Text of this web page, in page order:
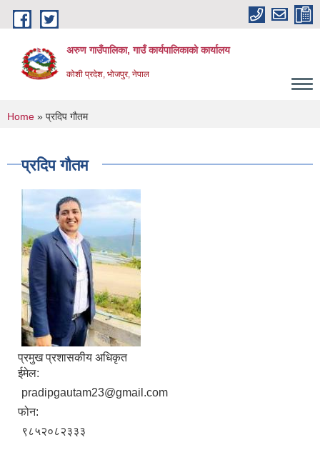
Skip to main content
अरुण गाउँपालिका, गाउँ कार्यपालिकाको कार्यालय
कोशी प्रदेश, भोजपुर, नेपाल
You are here
Home » प्रदिप गौतम
प्रदिप गौतम
प्रमुख प्रशासकीय अधिकृत
ईमेल:
pradipgautam23@gmail.com
फोन:
९८५२०८२३३३